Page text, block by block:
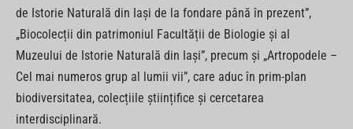
de Istorie Naturală din Iași de la fondare până în prezent”,
„Biocolecții din patrimoniul Facultății de Biologie și al
Muzeului de Istorie Naturală din Iași”, precum și „Artropodele –
Cel mai numeros grup al lumii vii”, care aduc în prim-plan
biodiversitatea, colecțiile științifice și cercetarea
interdisciplinară.